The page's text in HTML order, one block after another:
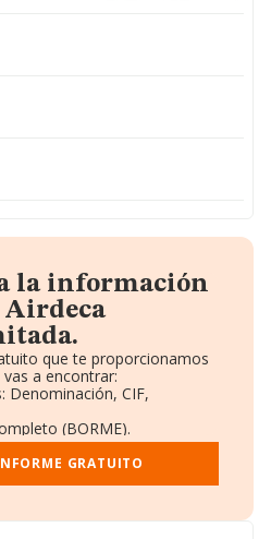
la información
Airdeca
que te proporcionamos
a encontrar:
Denominación, CIF,
(BORME).
Ventas y Empleados.
y Administradores.
GRATUITO